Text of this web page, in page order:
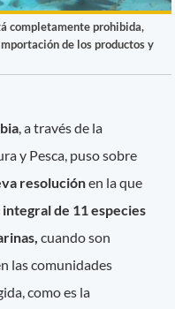
completamente prohibida,
de los productos y
, a través de la
y Pesca, puso sobre
resoluciónen la que
de 11 especies
cuando son
las comunidades
como es la